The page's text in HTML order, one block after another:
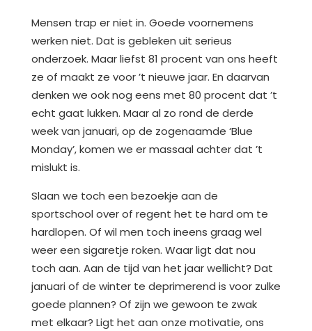
Mensen trap er niet in. Goede voornemens
werken niet. Dat is gebleken uit serieus
onderzoek. Maar liefst 81 procent van ons heeft
ze of maakt ze voor ’t nieuwe jaar. En daarvan
denken we ook nog eens met 80 procent dat ’t
echt gaat lukken. Maar al zo rond de derde
week van januari, op de zogenaamde ‘Blue
Monday’, komen we er massaal achter dat ’t
mislukt is.
Slaan we toch een bezoekje aan de
sportschool over of regent het te hard om te
hardlopen. Of wil men toch ineens graag wel
weer een sigaretje roken. Waar ligt dat nou
toch aan. Aan de tijd van het jaar wellicht? Dat
januari of de winter te deprimerend is voor zulke
goede plannen? Of zijn we gewoon te zwak
met elkaar? Ligt het aan onze motivatie, ons